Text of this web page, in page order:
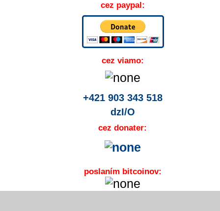
cez paypal:
cez viamo:
+421 903 343 518
dzI/O
cez donater:
poslaním bitcoinov: